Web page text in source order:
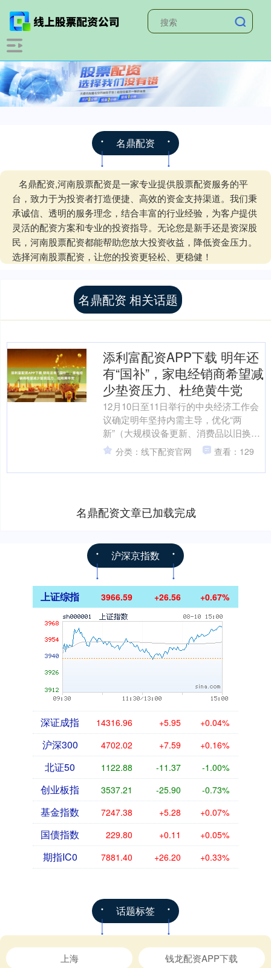
名鼎配资
名鼎配资,河南股票配资是一家专业提供股票配资服务的平
台，致力于为投资者打造便捷、高效的资金支持渠道。我们秉
承诚信、透明的服务理念，结合丰富的行业经验，为客户提供
灵活的配资方案和专业的投资指导。无论您是新手还是资深股
民，河南股票配资都能帮助您放大投资收益，降低资金压力。
选择河南股票配资，让您的投资更轻松、更稳健！
名鼎配资 相关话题
添利富配资APP下载 明年还
有“国补”，家电经销商希望减
少垫资压力、杜绝黄牛党
12月10日至11日举行的中央经济工作会
议确定明年坚持内需主导，优化“两
新”（大规模设备更新、消费品以旧换
新）政策实施。“可以明确的是明年肯定
还有国补。”一位家....
分类：线下配资官网 查看：129
名鼎配资文章已加载完成
沪深京指数
上证综指 3966.59 +26.56 +0.67%
深证成指 14316.96 +5.95 +0.04%
沪深300 4702.02 +7.59 +0.16%
北证50 1122.88 -11.37 -1.00%
创业板指 3537.21 -25.90 -0.73%
基金指数 7247.38 +5.28 +0.07%
国债指数 229.80 +0.11 +0.05%
期指IC0 7881.40 +26.20 +0.33%
话题标签
上海 钱龙配资APP下载